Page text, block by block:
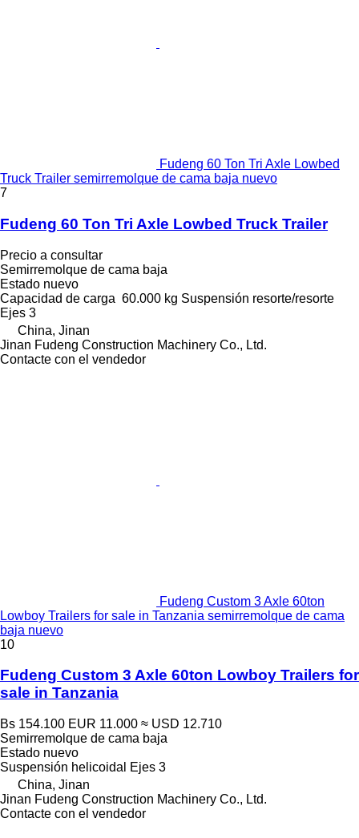
Fudeng 60 Ton Tri Axle Lowbed
Truck Trailer semirremolque de cama baja nuevo
7
Fudeng 60 Ton Tri Axle Lowbed Truck Trailer
Precio a consultar
Semirremolque de cama baja
Estado nuevo
Capacidad de carga 60.000 kg Suspensión resorte/resorte
Ejes 3
China, Jinan
Jinan Fudeng Construction Machinery Co., Ltd.
Contacte con el vendedor
Fudeng Custom 3 Axle 60ton
Lowboy Trailers for sale in Tanzania semirremolque de cama
baja nuevo
10
Fudeng Custom 3 Axle 60ton Lowboy Trailers for
sale in Tanzania
Bs 154.100 EUR 11.000 ≈ USD 12.710
Semirremolque de cama baja
Estado nuevo
Suspensión helicoidal Ejes 3
China, Jinan
Jinan Fudeng Construction Machinery Co., Ltd.
Contacte con el vendedor